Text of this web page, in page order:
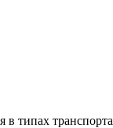
в типах